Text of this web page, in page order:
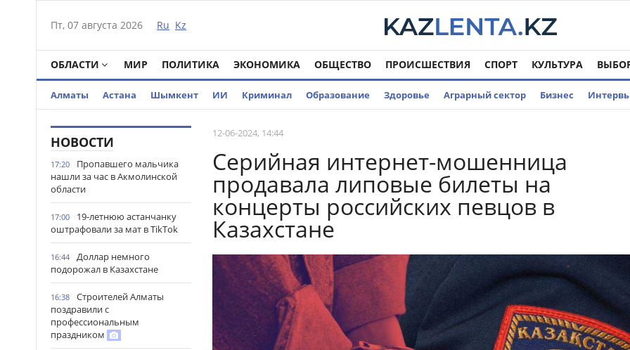
Пт, 07 августа 2026 Ru Kz
ОБЛАСТИ МИР ПОЛИТИКА ЭКОНОМИКА ОБЩЕСТВО ПРОИСШЕСТВИЯ СПОРТ КУЛЬТУРА
Алматы Астана Шымкент ИИ Криминал Образование Здоровье Аграрный сектор Бизнес
НОВОСТИ
17:20
Пропавшего мальчика
нашли за час в Акмолинской
области
17:00
19-летнюю астанчанку
оштрафовали за мат в TikTok
16:44
Доллар немного
подорожал в Казахстане
16:38
Строителей Алматы
поздравили с
профессиональным
праздником
12-06-2024, 14:44
Серийная интернет-мошенница
продавала липовые билеты на
концерты российских певцов в
Казахстане